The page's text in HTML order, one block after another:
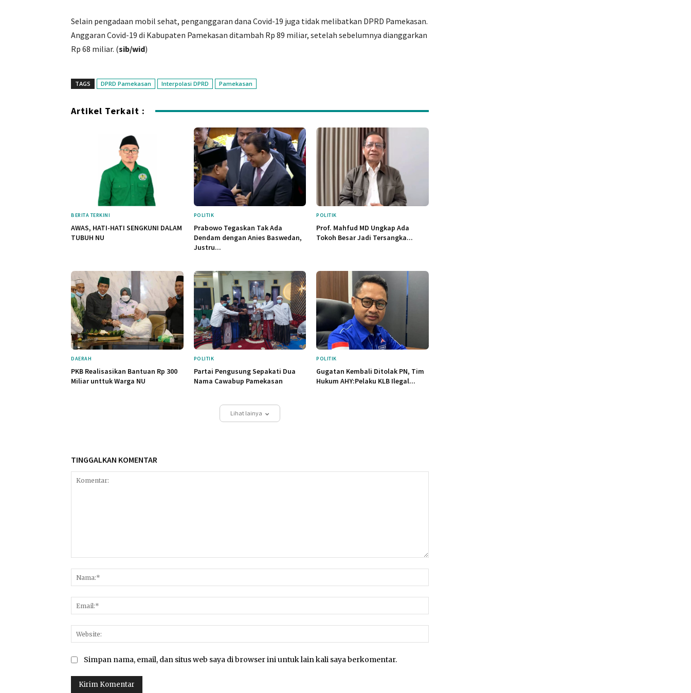
Selain pengadaan mobil sehat, penganggaran dana Covid-19 juga tidak melibatkan DPRD Pamekasan.
Anggaran Covid-19 di Kabupaten Pamekasan ditambah Rp 89 miliar, setelah sebelumnya dianggarkan
Rp 68 miliar. (sib/wid)
TAGS DPRD Pamekasan Interpolasi DPRD Pamekasan
Artikel Terkait :
BERITA TERKINI
AWAS, HATI-HATI SENGKUNI DALAM
TUBUH NU
POLITIK
Prabowo Tegaskan Tak Ada
Dendam dengan Anies Baswedan,
Justru...
POLITIK
Prof. Mahfud MD Ungkap Ada
Tokoh Besar Jadi Tersangka...
DAERAH
PKB Realisasikan Bantuan Rp 300
Miliar unttuk Warga NU
POLITIK
Partai Pengusung Sepakati Dua
Nama Cawabup Pamekasan
POLITIK
Gugatan Kembali Ditolak PN, Tim
Hukum AHY:Pelaku KLB Ilegal...
Lihat lainya
TINGGALKAN KOMENTAR
Simpan nama, email, dan situs web saya di browser ini untuk lain kali saya berkomentar.